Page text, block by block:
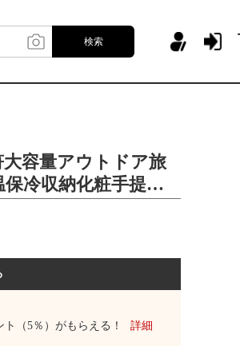
検索
大容量アウトドア旅
冷収納化粧手提げ
ト（5％）がもらえる！ 詳細